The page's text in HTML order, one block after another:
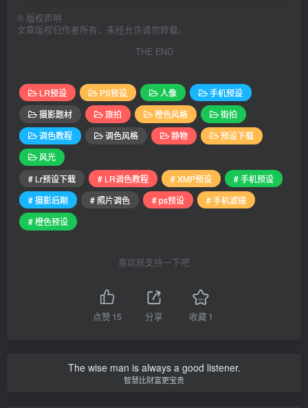
© 版权声明
文章版权归作者所有，未经允许请勿转载。
THE END
LR预设 PS预设 人像
手机预设
摄影题材
旅拍 橙色风格
街拍
调色教程
调色风格 静物
预设下载
风光
# Lr预设下载
# LR调色教程 # XMP预设
# 手机预设
# 摄影后期
# 照片调色 # ps预设
# 手机滤镜
# 橙色预设
喜欢就支持一下吧
点赞 15 分享 收藏 1
The wise man is always a good listener.
智慧比财富更宝贵